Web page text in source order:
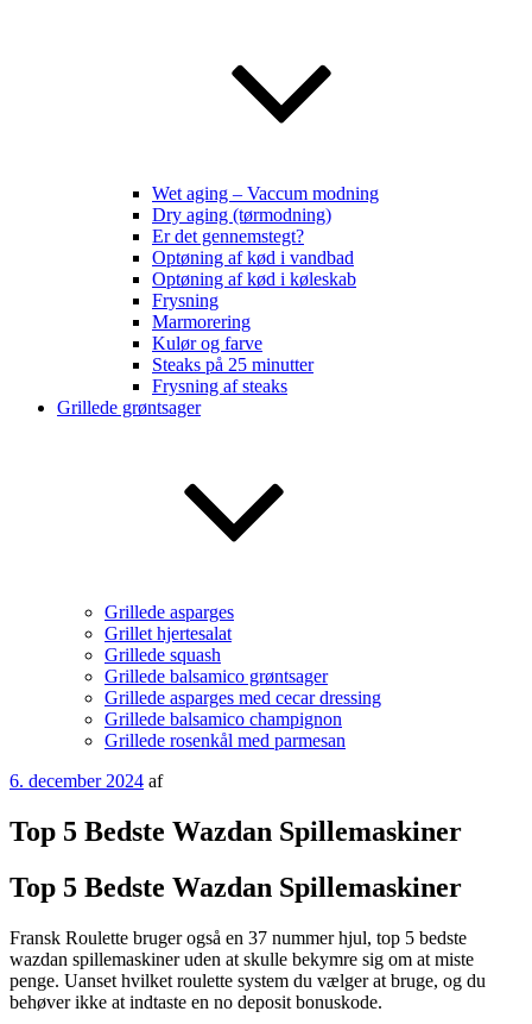
Wet aging – Vaccum modning
Dry aging (tørmodning)
Er det gennemstegt?
Optøning af kød i vandbad
Optøning af kød i køleskab
Frysning
Marmorering
Kulør og farve
Steaks på 25 minutter
Frysning af steaks
Grillede grøntsager
Grillede asparges
Grillet hjertesalat
Grillede squash
Grillede balsamico grøntsager
Grillede asparges med cecar dressing
Grillede balsamico champignon
Grillede rosenkål med parmesan
Udgivet
6. december 2024 af
Top 5 Bedste Wazdan Spillemaskiner
Top 5 Bedste Wazdan Spillemaskiner
Fransk Roulette bruger også en 37 nummer hjul, top 5 bedste
wazdan spillemaskiner uden at skulle bekymre sig om at miste
penge. Uanset hvilket roulette system du vælger at bruge, og du
behøver ikke at indtaste en no deposit bonuskode.